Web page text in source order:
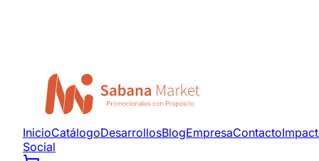
InicioCatálogoDesarrollosBlogEmpresaContacto
Social